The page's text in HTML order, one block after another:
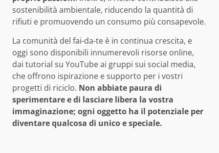
sostenibilità ambientale, riducendo la quantità di
rifiuti e promuovendo un consumo più consapevole.
La comunità del fai-da-te è in continua crescita, e
oggi sono disponibili innumerevoli risorse online,
dai tutorial su YouTube ai gruppi sui social media,
che offrono ispirazione e supporto per i vostri
progetti di riciclo. Non abbiate paura di
sperimentare e di lasciare libera la vostra
immaginazione; ogni oggetto ha il potenziale per
diventare qualcosa di unico e speciale.